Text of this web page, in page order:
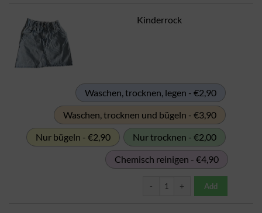
Kinderrock
Waschen, trocknen, legen - €2,90
Waschen, trocknen und bügeln - €3,90
Nur bügeln - €2,90
Nur trocknen - €2,00
Chemisch reinigen - €4,90
Add